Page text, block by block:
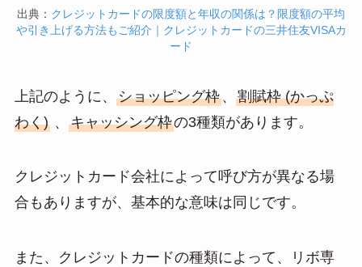
出典： クレジットカードの限度額と年収の関係は？限度額の平均
や引き上げる方法もご紹介｜クレジットカードの三井住友VISAカ
ード
上記のように、 ショッピング枠、 割賦枠 (かっぷ
わく)、 キャッシング枠の3種類があります。
クレジットカード会社によって呼び方が異なる場
合もありますが、基本的な意味は同じです。
また、クレジットカードの種類によって、リボ専